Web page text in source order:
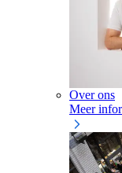
Over ons
Meer